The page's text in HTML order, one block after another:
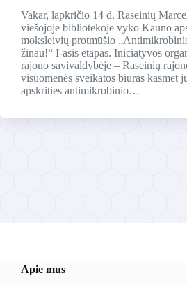
Vakar, lapkričio 14 d. Raseinių
viešojoje bibliotekoje vyko Kauno
moksleivių protmūšio
žinau!“ I-asis etapas. Iniciatyvos
rajono savivaldybėje – Raseinių
visuomenės sveikatos biuras kasmet
apskrities antimikrobinio…
Apie mus